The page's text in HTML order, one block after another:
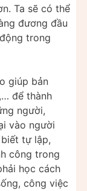
Ta sẽ có thể
đương đầu
trong
giúp bản
để thành
người,
vào người
tự lập,
công trong
học cách
công việc